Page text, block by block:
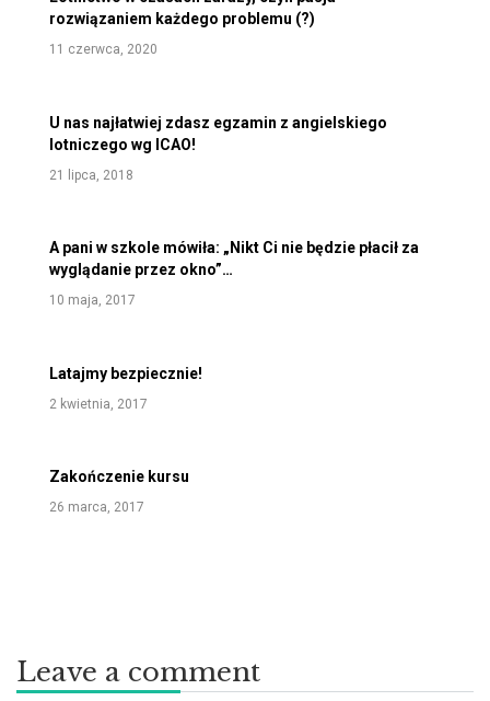
rozwiązaniem każdego problemu (?)
11 czerwca, 2020
U nas najłatwiej zdasz egzamin z angielskiego
lotniczego wg ICAO!
21 lipca, 2018
A pani w szkole mówiła: „Nikt Ci nie będzie płacił za
wyglądanie przez okno”…
10 maja, 2017
Latajmy bezpiecznie!
2 kwietnia, 2017
Zakończenie kursu
26 marca, 2017
Leave a comment